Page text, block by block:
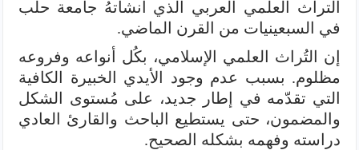
التراث العلمي العربي الذي أنشأتهُ جامعة حلب
في السبعينيات من القرن الماضي.
إن التُراث العلمي الإسلامي، بكُل أنواعه وفروعه
مظلوم. بسبب عدم وجود الأيدي الخبيرة الكافية
التي تقدّمه في إطار جديد، على مُستوى الشكل
والمضمون، حتى يستطيع الباحث والقارئ العادي
دراسته وفهمه بشكله الصحيح.